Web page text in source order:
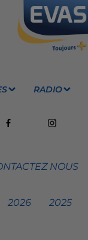
RADIO
NOUS
2026 2025